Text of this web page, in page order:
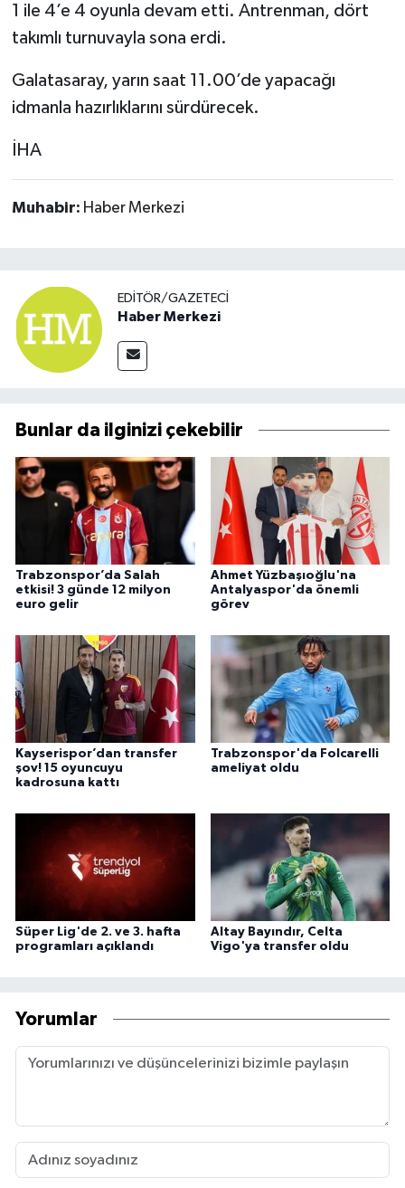
1 ile 4’e 4 oyunla devam etti. Antrenman, dört
takımlı turnuvayla sona erdi.
Galatasaray, yarın saat 11.00’de yapacağı
idmanla hazırlıklarını sürdürecek.
İHA
Muhabir: Haber Merkezi
EDITÖR/GAZETECI
Haber Merkezi
Bunlar da ilginizi çekebilir
Trabzonspor’da Salah
etkisi! 3 günde 12 milyon
euro gelir
Ahmet Yüzbaşıoğlu'na
Antalyaspor'da önemli
görev
Kayserispor’dan transfer
şov! 15 oyuncuyu
kadrosuna kattı
Trabzonspor'da Folcarelli
ameliyat oldu
Süper Lig'de 2. ve 3. hafta
programları açıklandı
Altay Bayındır, Celta
Vigo'ya transfer oldu
Yorumlar